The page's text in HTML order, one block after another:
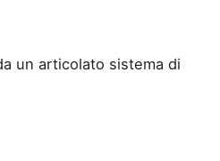
un articolato sistema di